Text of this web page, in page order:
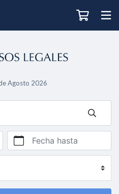
Agosto 2026
Fecha hasta